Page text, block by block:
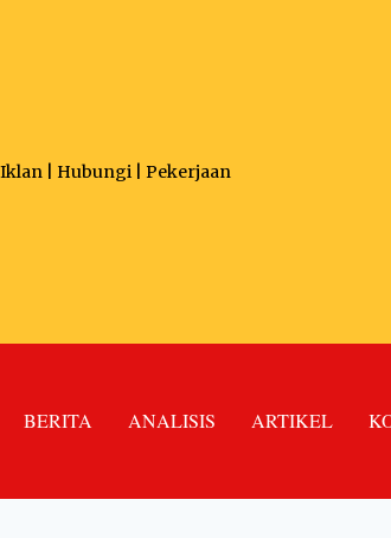
Iklan Hubungi Pekerjaan
BERITA ANALISIS ARTIKEL